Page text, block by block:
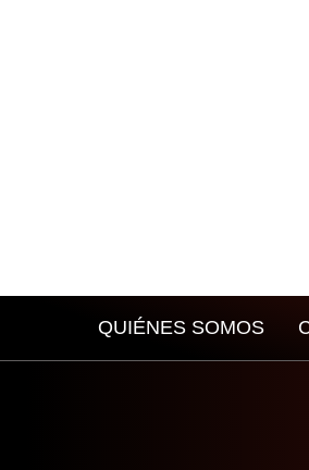
QUIÉNES SOMOS